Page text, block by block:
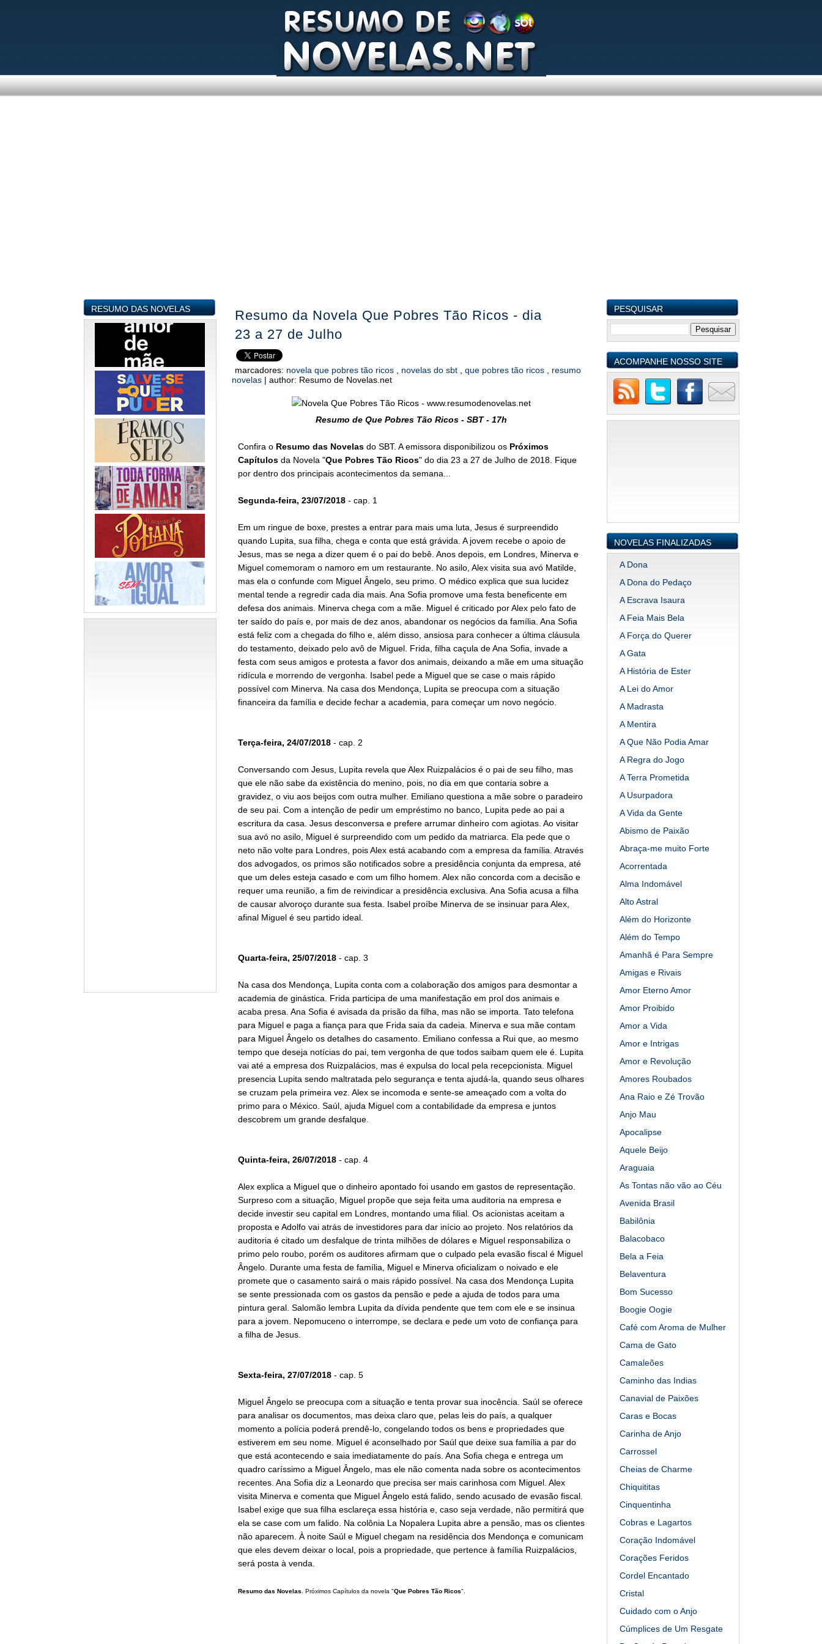
RESUMO DAS NOVELAS
Resumo da Novela Que Pobres Tão Ricos - dia
23 a 27 de Julho
marcadores: novela que pobres tão ricos novelas do sbt que pobres tão ricos
resumo
novelas | author: Resumo de Novelas.net
Resumo de Que Pobres Tão Ricos - SBT - 17h
Confira o Resumo das Novelasdo SBT. A emissora disponibilizou os Próximos
Capítulosda Novela "Que Pobres Tão Ricos" do dia 23 a 27 de Julho de 2018. Fique
por dentro dos principais acontecimentos da semana...
Segunda-feira, 23/07/2018- cap. 1
Em um ringue de boxe, prestes a entrar para mais uma luta, Jesus é surpreendido
quando Lupita, sua filha, chega e conta que está grávida. A jovem recebe o apoio de
Jesus, mas se nega a dizer quem é o pai do bebê. Anos depois, em Londres, Minerva e
Miguel comemoram o namoro em um restaurante. No asilo, Alex visita sua avó Matilde,
mas ela o confunde com Miguel Ângelo, seu primo. O médico explica que sua lucidez
mental tende a regredir cada dia mais. Ana Sofia promove uma festa beneficente em
defesa dos animais. Minerva chega com a mãe. Miguel é criticado por Alex pelo fato de
ter saído do país e, por mais de dez anos, abandonar os negócios da família. Ana Sofia
está feliz com a chegada do filho e, além disso, ansiosa para conhecer a última cláusula
do testamento, deixado pelo avô de Miguel. Frida, filha caçula de Ana Sofia, invade a
festa com seus amigos e protesta a favor dos animais, deixando a mãe em uma situação
ridícula e morrendo de vergonha. Isabel pede a Miguel que se case o mais rápido
possível com Minerva. Na casa dos Mendonça, Lupita se preocupa com a situação
financeira da família e decide fechar a academia, para começar um novo negócio.
Terça-feira, 24/07/2018- cap. 2
Conversando com Jesus, Lupita revela que Alex Ruizpalácios é o pai de seu filho, mas
que ele não sabe da existência do menino, pois, no dia em que contaria sobre a
gravidez, o viu aos beijos com outra mulher. Emiliano questiona a mãe sobre o paradeiro
de seu pai. Com a intenção de pedir um empréstimo no banco, Lupita pede ao pai a
escritura da casa. Jesus desconversa e prefere arrumar dinheiro com agiotas. Ao visitar
sua avó no asilo, Miguel é surpreendido com um pedido da matriarca. Ela pede que o
neto não volte para Londres, pois Alex está acabando com a empresa da família. Através
dos advogados, os primos são notificados sobre a presidência conjunta da empresa, até
que um deles esteja casado e com um filho homem. Alex não concorda com a decisão e
requer uma reunião, a fim de reivindicar a presidência exclusiva. Ana Sofia acusa a filha
de causar alvoroço durante sua festa. Isabel proíbe Minerva de se insinuar para Alex,
afinal Miguel é seu partido ideal.
Quarta-feira, 25/07/2018- cap. 3
Na casa dos Mendonça, Lupita conta com a colaboração dos amigos para desmontar a
academia de ginástica. Frida participa de uma manifestação em prol dos animais e
acaba presa. Ana Sofia é avisada da prisão da filha, mas não se importa. Tato telefona
para Miguel e paga a fiança para que Frida saia da cadeia. Minerva e sua mãe contam
para Miguel Ângelo os detalhes do casamento. Emiliano confessa a Rui que, ao mesmo
tempo que deseja notícias do pai, tem vergonha de que todos saibam quem ele é. Lupita
vai até a empresa dos Ruizpalácios, mas é expulsa do local pela recepcionista. Miguel
presencia Lupita sendo maltratada pelo segurança e tenta ajudá-la, quando seus olhares
se cruzam pela primeira vez. Alex se incomoda e sente-se ameaçado com a volta do
primo para o México. Saúl, ajuda Miguel com a contabilidade da empresa e juntos
descobrem um grande desfalque.
Quinta-feira, 26/07/2018- cap. 4
Alex explica a Miguel que o dinheiro apontado foi usando em gastos de representação.
Surpreso com a situação, Miguel propõe que seja feita uma auditoria na empresa e
decide investir seu capital em Londres, montando uma filial. Os acionistas aceitam a
proposta e Adolfo vai atrás de investidores para dar início ao projeto. Nos relatórios da
auditoria é citado um desfalque de trinta milhões de dólares e Miguel responsabiliza o
primo pelo roubo, porém os auditores afirmam que o culpado pela evasão fiscal é Miguel
Ângelo. Durante uma festa de família, Miguel e Minerva oficializam o noivado e ele
promete que o casamento sairá o mais rápido possível. Na casa dos Mendonça Lupita
se sente pressionada com os gastos da pensão e pede a ajuda de todos para uma
pintura geral. Salomão lembra Lupita da dívida pendente que tem com ele e se insinua
para a jovem. Nepomuceno o interrompe, se declara e pede um voto de confiança para
a filha de Jesus.
Sexta-feira, 27/07/2018- cap. 5
Miguel Ângelo se preocupa com a situação e tenta provar sua inocência. Saúl se oferece
para analisar os documentos, mas deixa claro que, pelas leis do país, a qualquer
momento a polícia poderá prendê-lo, congelando todos os bens e propriedades que
estiverem em seu nome. Miguel é aconselhado por Saúl que deixe sua família a par do
que está acontecendo e saia imediatamente do país. Ana Sofia chega e entrega um
quadro caríssimo a Miguel Ângelo, mas ele não comenta nada sobre os acontecimentos
recentes. Ana Sofia diz a Leonardo que precisa ser mais carinhosa com Miguel. Alex
visita Minerva e comenta que Miguel Ângelo está falido, sendo acusado de evasão fiscal.
Isabel exige que sua filha esclareça essa história e, caso seja verdade, não permitirá que
ela se case com um falido. Na colônia La Nopalera Lupita abre a pensão, mas os clientes
não aparecem. À noite Saúl e Miguel chegam na residência dos Mendonça e comunicam
que eles devem deixar o local, pois a propriedade, que pertence à família Ruizpalácios,
será posta à venda.
Resumo das Novelas . Próximos Capítulos da novela "Que Pobres Tão Ricos".
PESQUISAR
ACOMPANHE NOSSO SITE
NOVELAS FINALIZADAS
A Dona
A Dona do Pedaço
A Escrava Isaura
A Feia Mais Bela
A Força do Querer
A Gata
A História de Ester
A Lei do Amor
A Madrasta
A Mentira
A Que Não Podia Amar
A Regra do Jogo
A Terra Prometida
A Usurpadora
A Vida da Gente
Abismo de Paixão
Abraça-me muito Forte
Acorrentada
Alma Indomável
Alto Astral
Além do Horizonte
Além do Tempo
Amanhã é Para Sempre
Amigas e Rivais
Amor Eterno Amor
Amor Proibido
Amor a Vida
Amor e Intrigas
Amor e Revolução
Amores Roubados
Ana Raio e Zé Trovão
Anjo Mau
Apocalipse
Aquele Beijo
Araguaia
As Tontas não vão ao Céu
Avenida Brasil
Babilônia
Balacobaco
Bela a Feia
Belaventura
Bom Sucesso
Boogie Oogie
Café com Aroma de Mulher
Cama de Gato
Camaleões
Caminho das Indias
Canavial de Paixões
Caras e Bocas
Carinha de Anjo
Carrossel
Cheias de Charme
Chiquititas
Cinquentinha
Cobras e Lagartos
Coração Indomável
Corações Feridos
Cordel Encantado
Cristal
Cuidado com o Anjo
Cúmplices de Um Resgate